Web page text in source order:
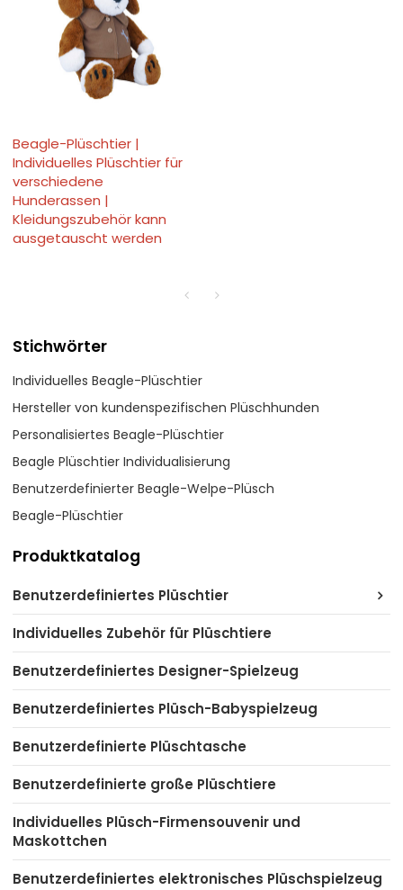
Beagle-Plüschtier |
Individuelles Plüschtier für
verschiedene
Hunderassen |
Kleidungszubehör kann
ausgetauscht werden
Stichwörter
Individuelles Beagle-Plüschtier
Hersteller von kundenspezifischen Plüschhunden
Personalisiertes Beagle-Plüschtier
Beagle Plüschtier Individualisierung
Benutzerdefinierter Beagle-Welpe-Plüsch
Beagle-Plüschtier
Produktkatalog
Benutzerdefiniertes Plüschtier
Individuelles Zubehör für Plüschtiere
Benutzerdefiniertes Designer-Spielzeug
Benutzerdefiniertes Plüsch-Babyspielzeug
Benutzerdefinierte Plüschtasche
Benutzerdefinierte große Plüschtiere
Individuelles Plüsch-Firmensouvenir und
Maskottchen
Benutzerdefiniertes elektronisches Plüschspielzeug